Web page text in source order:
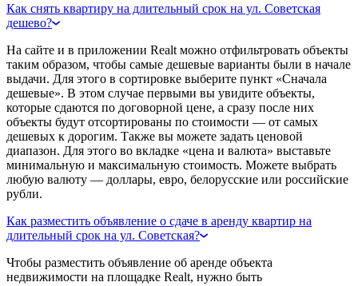
Как снять квартиру на длительный срок на ул. Советская
дешево?
На сайте и в приложении Realt можно отфильтровать объекты
таким образом, чтобы самые дешевые варианты были в начале
выдачи. Для этого в сортировке выберите пункт «Сначала
дешевые». В этом случае первыми вы увидите объекты,
которые сдаются по договорной цене, а сразу после них
объекты будут отсортированы по стоимости — от самых
дешевых к дорогим. Также вы можете задать ценовой
диапазон. Для этого во вкладке «цена и валюта» выставьте
минимальную и максимальную стоимость. Можете выбрать
любую валюту — доллары, евро, белорусские или российские
рубли.
Как разместить объявление о сдаче в аренду квартир на
длительный срок на ул. Советская?
Чтобы разместить объявление об аренде объекта
недвижимости на площадке Realt, нужно быть